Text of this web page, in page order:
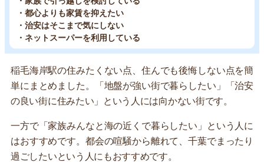
・都心よりも家賃を抑えたい
・治安はそこまで気にしない
・ネットスーパーを利用している
稲毛海岸駅の住みたくない点、住んでも後悔しない点を簡
単にまとめました。「地盤が強い街で暮らしたい」「治安
の良い街に住みたい」という人には向かない街です。
一方で「家族みんなと海の近くで暮らしたい」という人に
はおすすめです。都会の喧騒から離れて、千葉でまったり
過ごしたいという人にもおすすめです。